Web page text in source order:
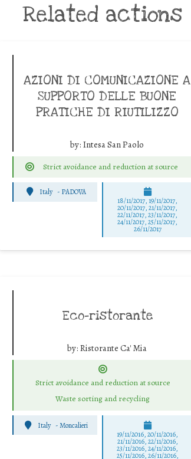
Related actions
AZIONI DI COMUNICAZIONE A
SUPPORTO DELLE BUONE
PRATICHE DI RIUTILIZZO
by: Intesa San Paolo
Strict avoidance and reduction at source
Italy - PADOVA
18/11/2017, 19/11/2017,
20/11/2017, 21/11/2017,
22/11/2017, 23/11/2017,
24/11/2017, 25/11/2017,
26/11/2017
Eco-ristorante
by: Ristorante Ca' Mia
Strict avoidance and reduction at source
Waste sorting and recycling
Italy -Moncalieri
19/11/2016, 20/11/2016,
21/11/2016, 22/11/2016,
23/11/2016, 24/11/2016,
25/11/2016, 26/11/2016,